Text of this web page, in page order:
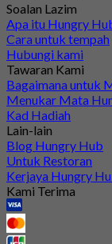
Soalan Lazim
Apa itu Hungry
Cara untuk tempah
Hubungi kami
Tawaran Kami
Bagaimana untuk
Menukar Mata
Kad Hadiah
Lain-lain
Blog Hungry Hub
Untuk Restoran
Kerjaya Hungry
Kami Terima